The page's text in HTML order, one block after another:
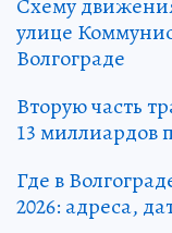
улице
Волгограде
Вторую часть
13 миллиардов
Где в
2026: адреса,